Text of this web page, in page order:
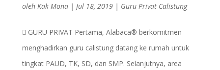
oleh Kak Mona| Jul 18, 2019| Guru Privat Calistung
 GURU PRIVAT Pertama, Alabaca® berkomitmen
menghadirkan guru calistung datang ke rumah untuk
tingkat PAUD, TK, SD, dan SMP. Selanjutnya, area